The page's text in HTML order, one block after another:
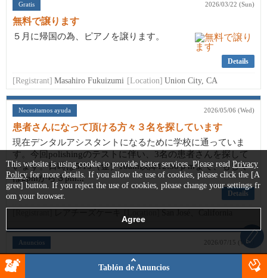
Gratis 2026/03/22 (Sun)
無料で譲ります
５月に帰国の為、ピアノを譲ります。
Details
[Registrant] Masahiro Fukuizumi [Location] Union City, CA
Necesitamos ayuda 2026/05/06 (Wed)
患者さんになって頂ける方々３名を探しています
現在デンタルアシスタントになるために学校に通っていま
す。今回polishingのテストに伴い、3名の患者さんを探して
います。日時は5/15（金）10am以降12:30ｐmまで、もしく
は2pmから３pm...
Details
Anuncios 2026/07/15 (Wed)
【締切7/30】★Summer Conversation Club★
☆参加対象学年をキンダーに下げました☆
Tablón de Anuncios
This website is using cookie to provide better services. Please read Privacy
Policyfor more details. If you allow the use of cookies, please click the [A
gree] button. If you reject the use of cookies, please change your settings fr
om your browser.